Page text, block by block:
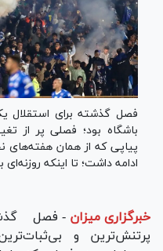
فصل گذشته برای استقلال
باشگاه بود؛ فصلی پر از
پیاپی که از همان هفته‌های
ادامه داشت؛ تا اینکه
خبرگزاری میزان - فصل
پر‌تنش‌ترین و